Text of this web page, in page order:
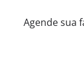
Agende sua